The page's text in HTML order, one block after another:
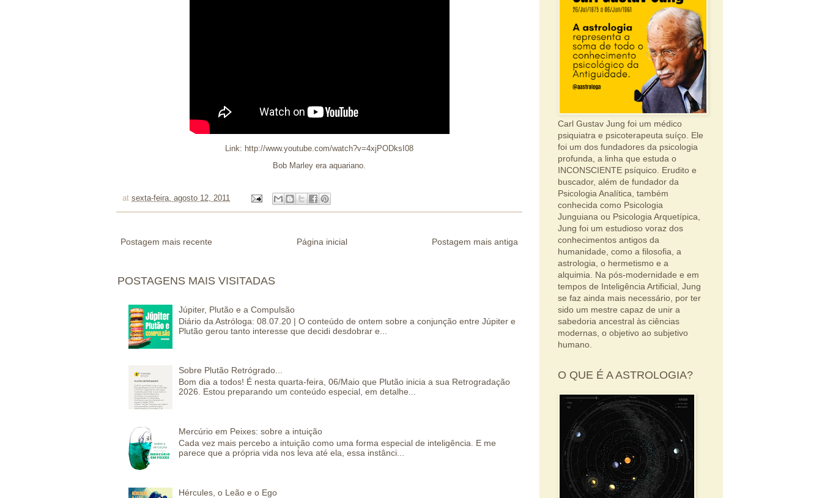
Link: http://www.youtube.com/watch?v=4xjPODksI08
Bob Marley era aquariano.
at sexta-feira, agosto 12, 2011
Postagem mais recente Postagem mais antiga
Página inicial
POSTAGENS MAIS VISITADAS
Júpiter, Plutão e a Compulsão
Diário da Astróloga: 08.07.20 | O conteúdo de ontem sobre a conjunção entre Júpiter e
Plutão gerou tanto interesse que decidi desdobrar e...
Sobre Plutão Retrógrado...
Bom dia a todos! É nesta quarta-feira, 06/Maio que Plutão inicia a sua Retrogradação
2026. Estou preparando um conteúdo especial, em detalhe...
Mercúrio em Peixes: sobre a intuição
Cada vez mais percebo a intuição como uma forma especial de inteligência. E me
parece que a própria vida nos leva até ela, essa instânci...
Hércules, o Leão e o Ego
Carl Gustav Jung foi um médico
psiquiatra e psicoterapeuta suíço. Ele
foi um dos fundadores da psicologia
profunda, a linha que estuda o
INCONSCIENTE psíquico. Erudito e
buscador, além de fundador da
Psicologia Analítica, também
conhecida como Psicologia
Junguiana ou Psicologia Arquetípica,
Jung foi um estudioso voraz dos
conhecimentos antigos da
humanidade, como a filosofia, a
astrologia, o hermetismo e a
alquimia. Na pós-modernidade e em
tempos de Inteligência Artificial, Jung
se faz ainda mais necessário, por ter
sido um mestre capaz de unir a
sabedoria ancestral às ciências
modernas, o objetivo ao subjetivo
humano.
O QUE É A ASTROLOGIA?